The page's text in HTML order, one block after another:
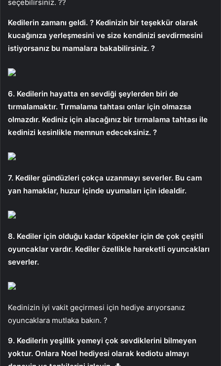
seçebilirsiniz. ??
Kedilerin zamanı geldi. ? Kedinizin bir teşekkür olarak
kucağınıza yerleşmesini ve size kendinizi sevdirmesini
istiyorsanız bu mamalara bakabilirsiniz. ?
6. Kedilerin hayatta en sevdiği şeylerden biri de
tırmalamaktır. Tırmalama tahtası onlar için olmazsa
olmazdır. Kediniz için alacağınız bir tırmalama tahtası ile
kedinizi kesinlikle memnun edeceksiniz. ?
7. Kediler gündüzleri çokça uzanmayı severler. Bu cam
yan hamaklar, huzur içinde uyumaları için idealdir.
8. Kediler için olduğu kadar köpekler için de çok çeşitli
oyuncaklar vardır. Kediler özellikle hareketli oyuncakları
severler.
Kedinizin iyi vakit geçirmesi için hediye arıyorsanız
oyuncaklara mutlaka bakın. ?
9. Kedilerin yeşillik yemeyi çok sevdiklerini bilmeyen
yoktur. Onlara Noel hediyesi olarak kediotu almayı